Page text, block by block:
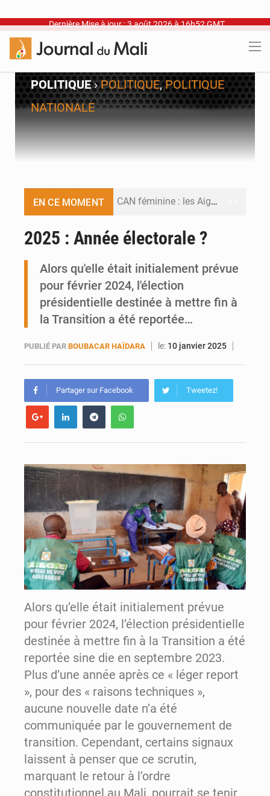
Dernière Mise à jour : 3 août 2026 à 16h52 GMT
POLITIQUE›POLITIQUE,POLITIQUE
NATIONALE
EN CE MOMENT CAN féminine : les Aigles Dames se relancent
Emploi des jeunes au Mali : des compétences encore difficiles à valoriser
2025 : Année électorale ?
Alors qu'elle était initialement prévue
pour février 2024, l'élection
présidentielle destinée à mettre fin à
la Transition a été reportée…
PUBLIÉ PAR BOUBACAR HAÏDARA le: 10 janvier 2025
Partager sur Facebook Tweetez!
Alors qu’elle était initialement prévue
pour février 2024, l’élection présidentielle
destinée à mettre fin à la Transition a été
reportée sine die en septembre 2023.
Plus d’une année après ce « léger report
», pour des « raisons techniques »,
aucune nouvelle date n’a été
communiquée par le gouvernement de
transition. Cependant, certains signaux
laissent à penser que ce scrutin,
marquant le retour à l’ordre
constitutionnel au Mali, pourrait se tenir